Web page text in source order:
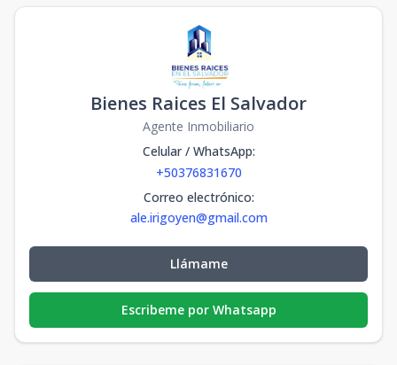
Bienes Raices El Salvador
Agente Inmobiliario
Celular / WhatsApp:
+50376831670
Correo electrónico:
ale.irigoyen@gmail.com
Llámame
Escribeme por Whatsapp